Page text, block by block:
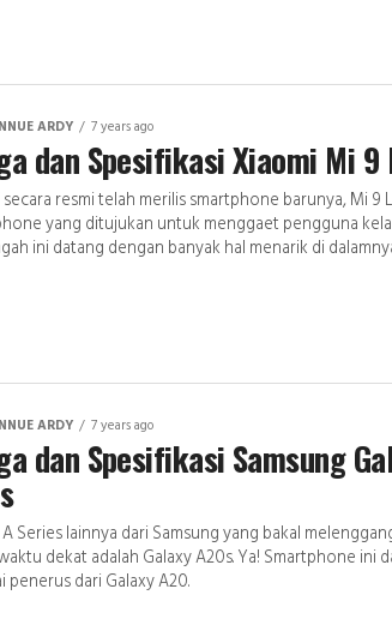
ARDY 7 years ago
dan Spesifikasi Xiaomi Mi 9
resmi telah merilis smartphone barunya, Mi 9
yang ditujukan untuk menggaet pengguna
ini datang dengan banyak hal menarik di
ARDY 7 years ago
dan Spesifikasi Samsung
Series lainnya dari Samsung yang bakal
dekat adalah Galaxy A20s. Ya! Smartphone ini
penerus dari Galaxy A20.